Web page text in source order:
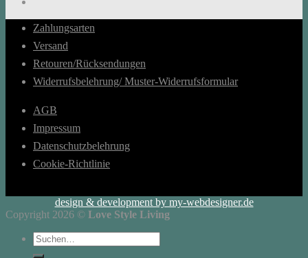
Zahlungsarten
Versand
Retouren/Rücksendungen
Widerrufsbelehrung/ Muster-Widerrufsformular
AGB
Impressum
Datenschutzbelehrung
Cookie-Richtlinie
design & development by my-webdesigner.de
Copyright 2026 © Love Style Living
Suchen
nach: